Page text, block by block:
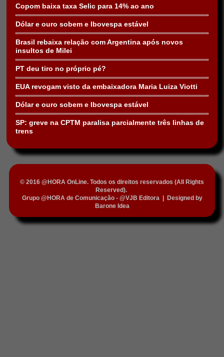
Copom baixa taxa Selic para 14% ao ano
Dólar e ouro sobem e Ibovespa estável
Brasil rebaixa relação com Argentina após novos
insultos de Milei
PT deu tiro no próprio pé?
EUA revogam visto da embaixadora Maria Luiza Viotti
Dólar e ouro sobem e Ibovespa estável
SP: greve na CPTM paralisa parcialmente três linhas de
trens
© 2016 @HORA OnLine. Todos os direitos reservados (All Rights
Reserved).
Grupo @HORA de Comunicação - @VJB Editora|
Designed by
Barone Idea